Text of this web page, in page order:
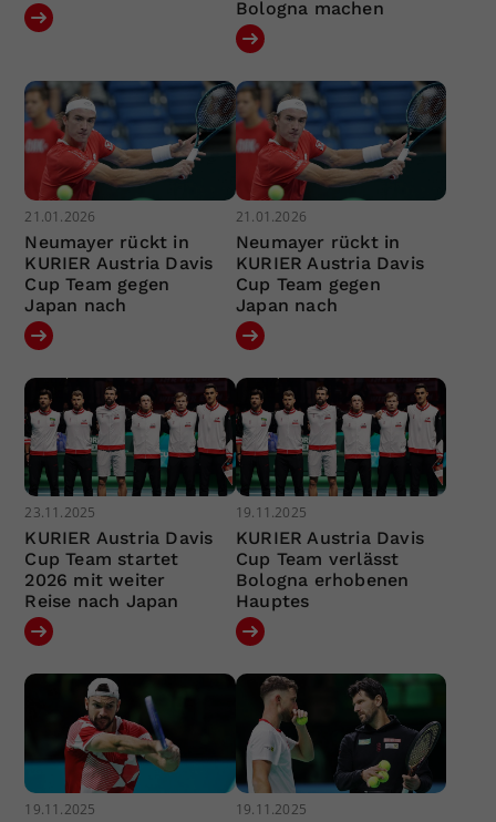
Bologna machen
21.01.2026
Neumayer rückt in
KURIER Austria Davis
Cup Team gegen
Japan nach
21.01.2026
Neumayer rückt in
KURIER Austria Davis
Cup Team gegen
Japan nach
23.11.2025
KURIER Austria Davis
Cup Team startet
2026 mit weiter
Reise nach Japan
19.11.2025
KURIER Austria Davis
Cup Team verlässt
Bologna erhobenen
Hauptes
19.11.2025 19.11.2025